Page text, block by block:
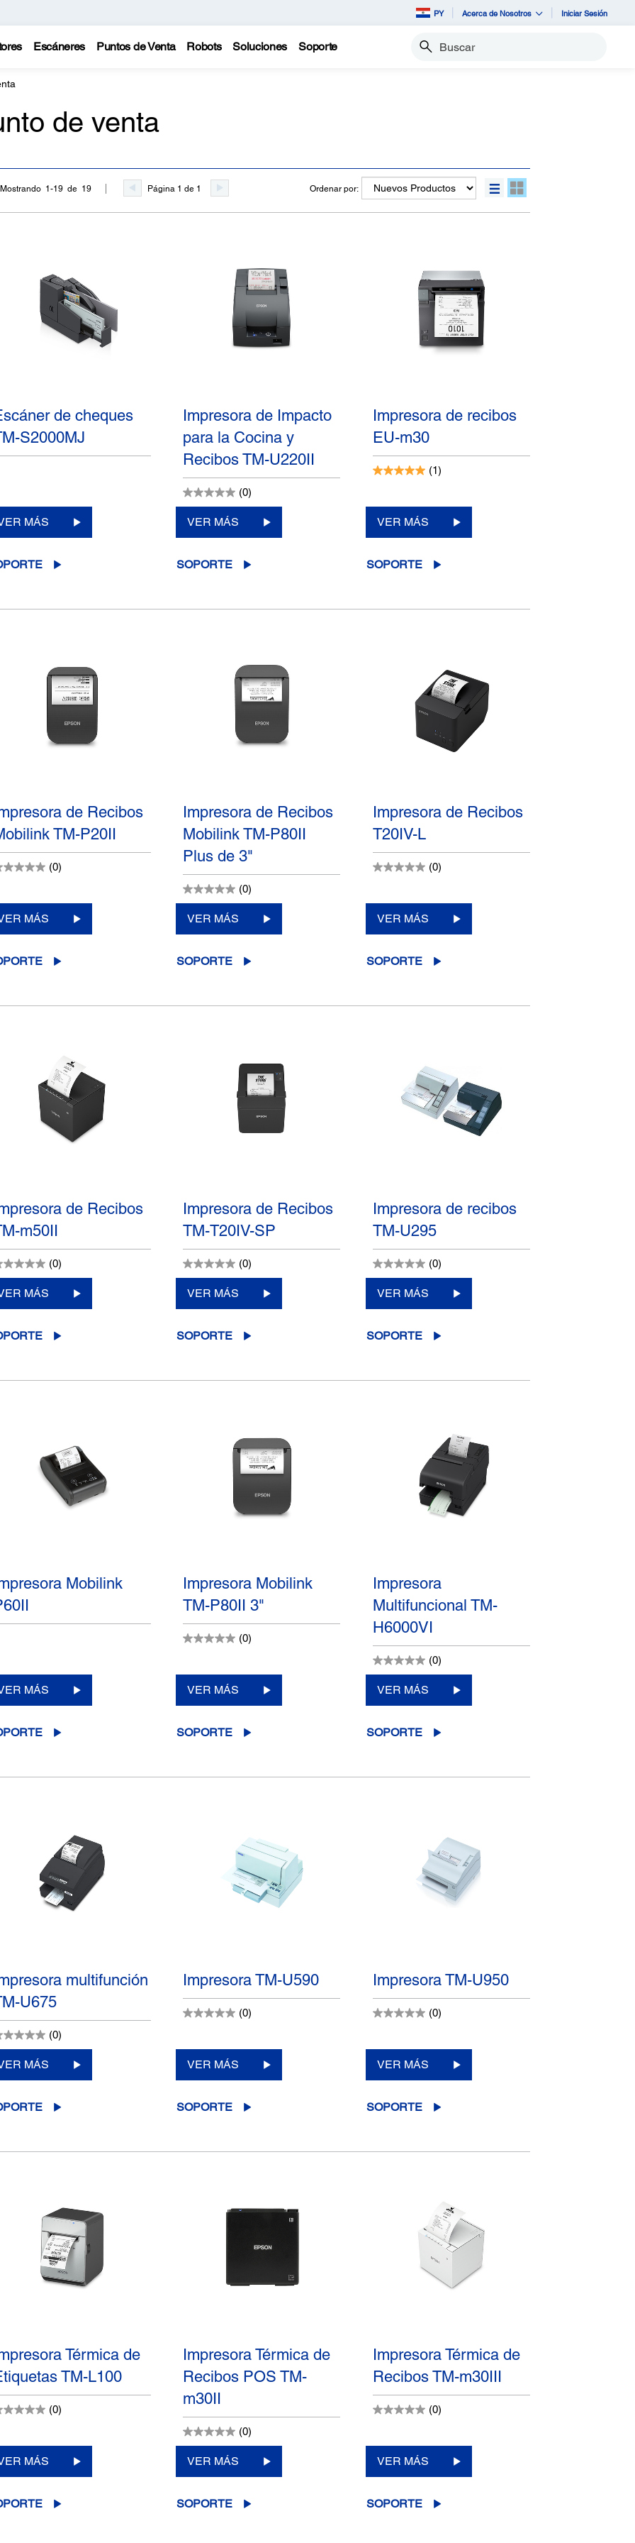
PY Acerca de Nosotros Iniciar Sesión
Escáneres Puntos de Venta Robots Soluciones Soporte Buscar
de venta
Mostrando 1-19 de 19 Página 1 de 1 Ordenar por:
de cheques
S2000MJ
MÁS
Impresora de Impacto
para la Cocina y
Recibos TM-U220II
(0)
VER MÁS
SOPORTE
Impresora de recibos
EU-m30
(1)
VER MÁS
SOPORTE
de Recibos
TM-P20II
(0)
MÁS
Impresora de Recibos
Mobilink TM-P80II
Plus de 3"
(0)
VER MÁS
SOPORTE
Impresora de Recibos
T20IV-L
(0)
VER MÁS
SOPORTE
de Recibos
m50II
(0)
MÁS
Impresora de Recibos
TM-T20IV-SP
(0)
VER MÁS
SOPORTE
Impresora de recibos
TM-U295
(0)
VER MÁS
SOPORTE
Mobilink
MÁS
Impresora Mobilink
TM-P80II 3"
(0)
VER MÁS
SOPORTE
Impresora
Multifuncional TM-
H6000VI
(0)
VER MÁS
SOPORTE
multifunción
U675
(0)
MÁS
Impresora TM-U590
(0)
VER MÁS
SOPORTE
Impresora TM-U950
(0)
VER MÁS
SOPORTE
Térmica de
TM-L100
(0)
MÁS
Impresora Térmica de
Recibos POS TM-
m30II
(0)
VER MÁS
SOPORTE
Impresora Térmica de
Recibos TM-m30III
(0)
VER MÁS
SOPORTE